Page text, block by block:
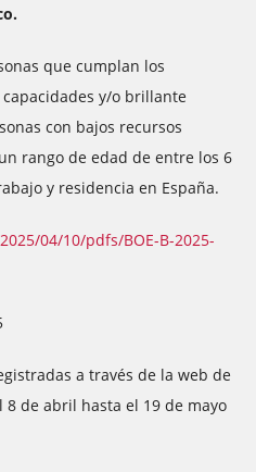
que cumplan los
y/o brillante
con bajos recursos
rango de edad de entre los 6
y residencia en España.
04/10/pdfs/BOE-B-2025-
a través de la web de
de abril hasta el 19 de mayo